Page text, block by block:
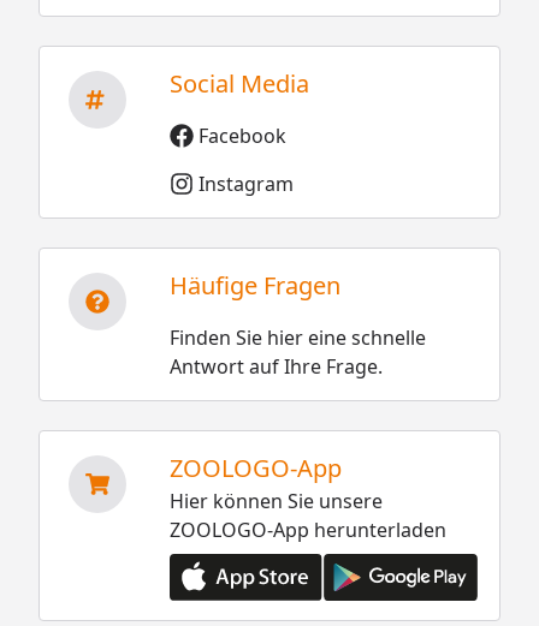
Social Media
Facebook
Instagram
Häufige Fragen
Finden Sie hier eine schnelle
Antwort auf Ihre Frage.
ZOOLOGO-App
Hier können Sie unsere
ZOOLOGO-App herunterladen